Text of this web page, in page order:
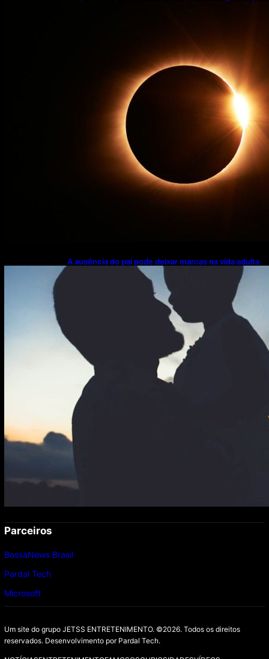
A ausência do pai pode deixar marcas na vida adulta
— e nem sempre elas aparecem onde você imagina
Parceiros
BossaNews Brasil
Pardal Tech
Microsoft
Um site do grupo JETSS ENTRETENIMENTO. ©2026. Todos os direitos
reservados. Desenvolvimento por Pardal Tech.